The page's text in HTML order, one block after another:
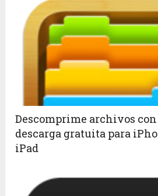
Descomprime archivos
descarga gratuita para
iPad